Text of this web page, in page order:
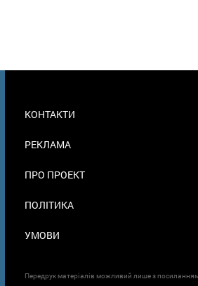
В
КОНТАКТИ
РЕКЛАМА
ПРО ПРОЕКТ
ПОЛІТИКА
УМОВИ
Передрук матеріалів можливий лише з